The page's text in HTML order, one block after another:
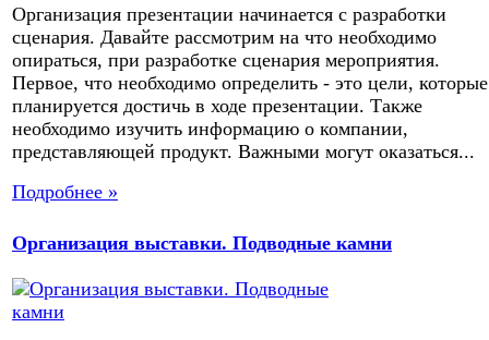
Организация презентации начинается с разработки
сценария. Давайте рассмотрим на что необходимо
опираться, при разработке сценария мероприятия.
Первое, что необходимо определить - это цели, которые
планируется достичь в ходе презентации. Также
необходимо изучить информацию о компании,
представляющей продукт. Важными могут оказаться...
Подробнее »
Организация выставки. Подводные камни